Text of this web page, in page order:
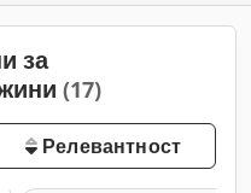
за
(17)
Релевантност